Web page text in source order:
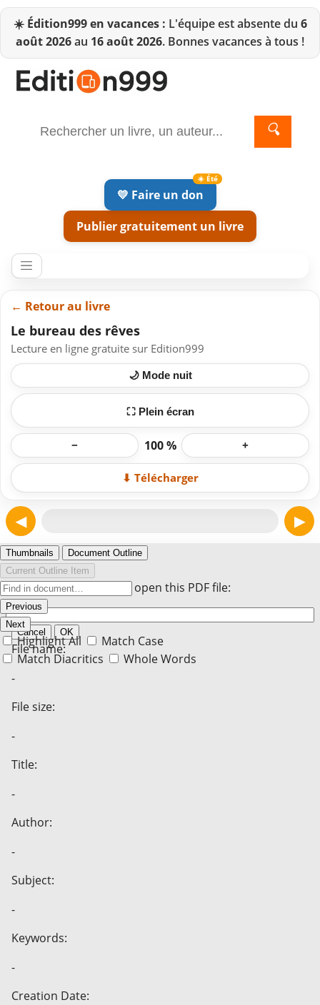
☀️ Édition999 en vacances : L'équipe est absente du 6
août 2026au 16 août 2026. Bonnes vacances à tous !
🔍
💛 Faire un don
Publier gratuitement un livre
← Retour au livre
Le bureau des rêves
Lecture en ligne gratuite sur Edition999
🌙 Mode nuit
⛶ Plein écran
− 100 % +
⬇ Télécharger
◀ ▶
Thumbnails
Document Outline
Current Outline Item
Previous
Next
Highlight All
Match Case
Match Diacritics
Whole Words
Enter the password to open this PDF file:
Cancel OK
File name:
-
File size:
-
Title:
-
Author:
-
Subject:
-
Keywords:
-
Creation Date: